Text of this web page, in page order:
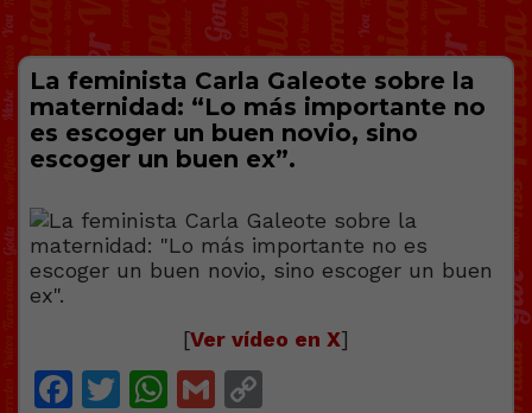
La feminista Carla Galeote sobre la
maternidad: “Lo más importante no
es escoger un buen novio, sino
escoger un buen ex”.
[Ver vídeo en X]
Facebook
Twitter
WhatsApp
Gmail